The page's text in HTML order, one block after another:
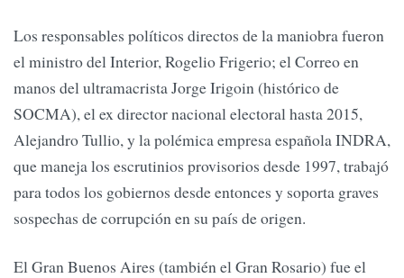
Los responsables políticos directos de la maniobra fueron
el ministro del Interior, Rogelio Frigerio; el Correo en
manos del ultramacrista Jorge Irigoin (histórico de
SOCMA), el ex director nacional electoral hasta 2015,
Alejandro Tullio, y la polémica empresa española INDRA,
que maneja los escrutinios provisorios desde 1997, trabajó
para todos los gobiernos desde entonces y soporta graves
sospechas de corrupción en su país de origen.
El Gran Buenos Aires (también el Gran Rosario) fue el